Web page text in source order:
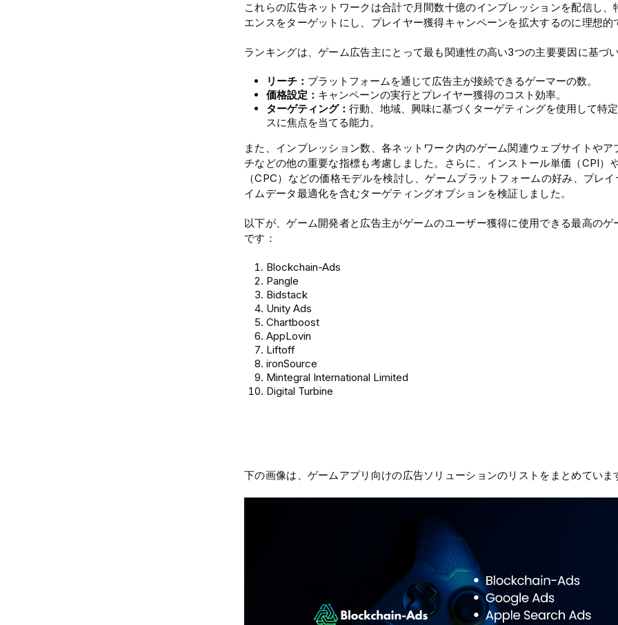
これらの広告ネットワークは合計で月間数十億のインプレッションを配信し
エンスをターゲットにし、プレイヤー獲得キャンペーンを拡大するのに理想的
ランキングは、ゲーム広告主にとって最も関連性の高い3つの主要要因に基づ
リーチ： プラットフォームを通じて広告主が接続できるゲーマーの数。
価格設定： キャンペーンの実行とプレイヤー獲得のコスト効率。
ターゲティング： 行動、地域、興味に基づくターゲティングを使用して特
スに焦点を当てる能力。
また、インプレッション数、各ネットワーク内のゲーム関連ウェブサイトや
チなどの他の重要な指標も考慮しました。さらに、インストール単価（CPI）
（CPC）などの価格モデルを検討し、ゲームプラットフォームの好み、プレ
イムデータ最適化を含むターゲティングオプションを検証しました。
以下が、ゲーム開発者と広告主がゲームのユーザー獲得に使用できる最高の
です：
Blockchain-Ads
Pangle
Bidstack
Unity Ads
Chartboost
AppLovin
Liftoff
ironSource
Mintegral International Limited
Digital Turbine
下の画像は、ゲームアプリ向けの広告ソリューションのリストをまとめていま